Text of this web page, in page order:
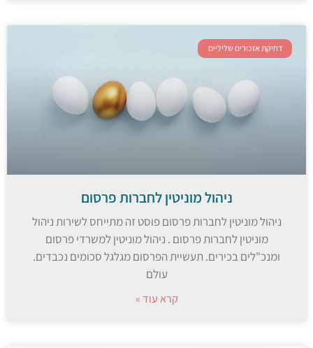
דחיקת אזכורים שליליים
ניהול מוניטין לחברות פרסום
ניהול מוניטין לחברות פרסום פוסט זה מתייחס לשירות ניהול
מוניטין לחברות פרסום . ניהול מוניטין למשרדי פרסום
ומנכ"לים בכירים. תעשיית הפרסום מגלגל סכומים נכבדים.
עולם
קרא עוד »